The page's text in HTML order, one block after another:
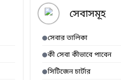
সেবাসমূহ
সেবার তালিকা
কী সেবা কীভাবে পাবেন
সিটিজেন চার্টার